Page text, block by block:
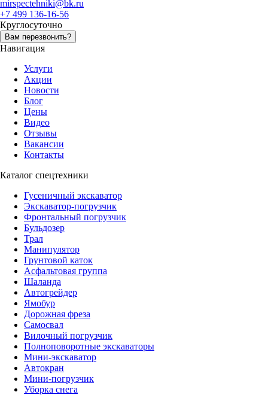
mirspectehniki@bk.ru
+7 499 136-16-56
Круглосуточно
Вам перезвонить?
Навигация
Услуги
Акции
Новости
Блог
Цены
Видео
Отзывы
Вакансии
Контакты
Каталог спецтехники
Гусеничный экскаватор
Экскаватор-погрузчик
Фронтальный погрузчик
Бульдозер
Трал
Манипулятор
Грунтовой каток
Асфальтовая группа
Шаланда
Автогрейдер
Ямобур
Дорожная фреза
Самосвал
Вилочный погрузчик
Полноповоротные экскаваторы
Мини-экскаватор
Автокран
Мини-погрузчик
Уборка снега